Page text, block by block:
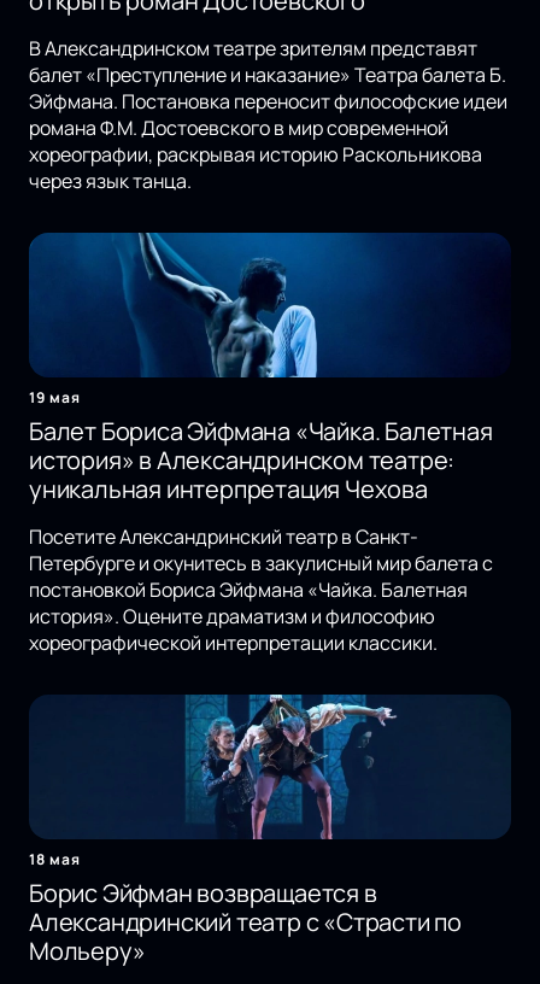
В Александринском театре зрителям представят
балет «Преступление и наказание» Театра балета Б.
Эйфмана. Постановка переносит философские идеи
романа Ф.М. Достоевского в мир современной
хореографии, раскрывая историю Раскольникова
через язык танца.
19 мая
Балет Бориса Эйфмана «Чайка. Балетная
история» в Александринском театре:
уникальная интерпретация Чехова
Посетите Александринский театр в Санкт-
Петербурге и окунитесь в закулисный мир балета с
постановкой Бориса Эйфмана «Чайка. Балетная
история». Оцените драматизм и философию
хореографической интерпретации классики.
18 мая
Борис Эйфман возвращается в
Александринский театр с «Страсти по
Мольеру»